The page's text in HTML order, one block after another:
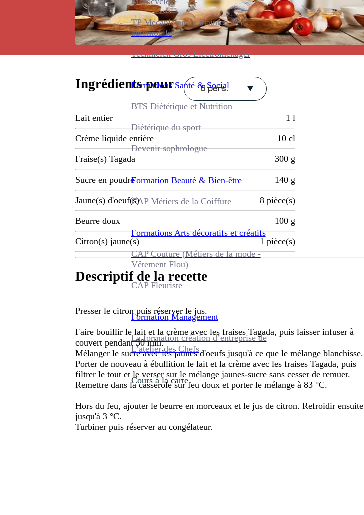
TP Mécanicien de maintenance
automobile
Technicien Gros Électroménager
Formations Santé & Social
BTS Diététique et Nutrition
Diététique du sport
Devenir sophrologue
Formation Beauté & Bien-être
CAP Métiers de la Coiffure
Formations Arts décoratifs et créatifs
CAP Couture (Métiers de la mode -
Vêtement Flou)
CAP Fleuriste
Formation Management
La formation création d’entreprise de
L’atelier des Chefs
Cours à la carte
Ingrédients pour 6 pers.
Lait entier 1 l
Crème liquide entière 10 cl
Fraise(s) Tagada 300 g
Sucre en poudre 140 g
Jaune(s) d'oeuf(s) 8 pièce(s)
Beurre doux 100 g
Citron(s) jaune(s) 1 pièce(s)
Descriptif de la recette
Presser le citron puis réserver le jus.
Faire bouillir le lait et la crème avec les fraises Tagada, puis laisser infuser à
couvert pendant 30 min.
Mélanger le sucre avec les jaunes d'oeufs jusqu'à ce que le mélange blanchisse.
Porter de nouveau à ébullition le lait et la crème avec les fraises Tagada, puis
filtrer le tout et le verser sur le mélange jaunes-sucre sans cesser de remuer.
Remettre dans la casserole sur feu doux et porter le mélange à 83 °C.
Hors du feu, ajouter le beurre en morceaux et le jus de citron. Refroidir ensuite
jusqu'à 3 °C.
Turbiner puis réserver au congélateur.